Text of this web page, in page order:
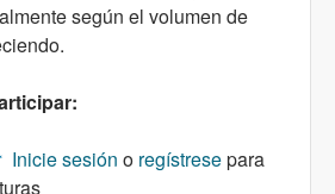
según el volumen de
a distancia: Integración de A2Billing
- Trafico Wholesale - Segunda
Inicie sesión o regístresepara